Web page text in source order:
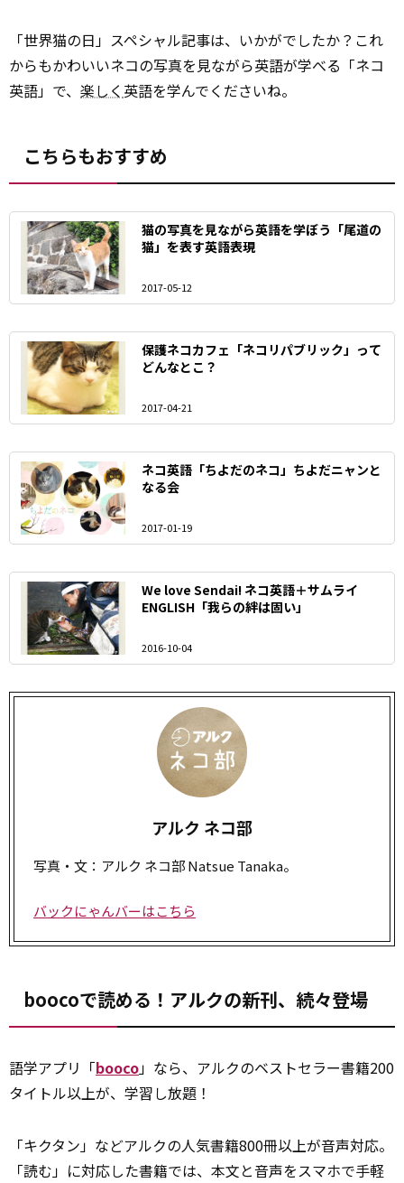
「世界猫の日」スペシャル記事は、いかがでしたか？これ
からもかわいいネコの写真を見ながら英語が学べる「ネコ
英語」で、 楽しく 英語を学んでくださいね。
こちらもおすすめ
猫の写真を見ながら英語を学ぼう「尾道の
猫」を表す英語表現
2017-05-12
保護ネコカフェ「ネコリパブリック」って
どんなとこ？
2017-04-21
ネコ英語「ちよだのネコ」ちよだニャンと
なる会
2017-01-19
We love Sendai! ネコ英語＋サムライ
ENGLISH「我らの絆は固い」
2016-10-04
アルク ネコ部
写真・文：アルク ネコ部 Natsue Tanaka。
バックにゃんバーはこちら
boocoで読める！アルクの新刊、続々登場
語学アプリ「booco」なら、アルクのベストセラー書籍200
タイトル以上が、学習し放題！
「キクタン」などアルクの人気書籍800冊以上が音声対応。
「読む」に対応した書籍では、本文と音声をスマホで手軽